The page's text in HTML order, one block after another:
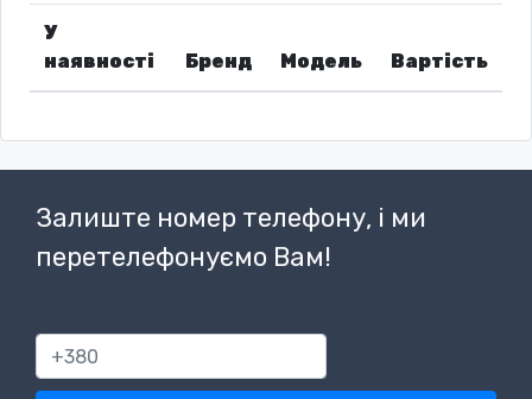
У
наявності
Бренд Модель Вартість
Залиште номер телефону, і ми
перетелефонуємо Вам!
380